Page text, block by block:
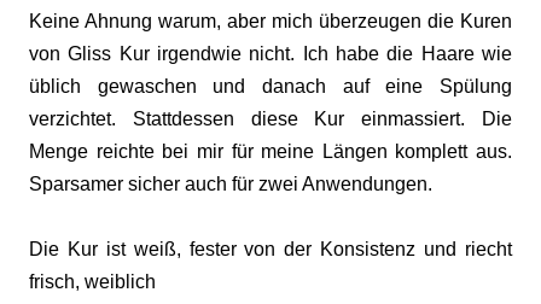
Keine Ahnung warum, aber mich überzeugen die Kuren
von Gliss Kur irgendwie nicht. Ich habe die Haare wie
üblich gewaschen und danach auf eine Spülung
verzichtet. Stattdessen diese Kur einmassiert. Die
Menge reichte bei mir für meine Längen komplett aus.
Sparsamer sicher auch für zwei Anwendungen.
Die Kur ist weiß, fester von der Konsistenz und riecht
frisch, weiblich